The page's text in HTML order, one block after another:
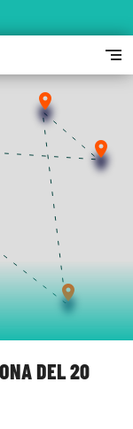
DEL 20
place
place
place
segment